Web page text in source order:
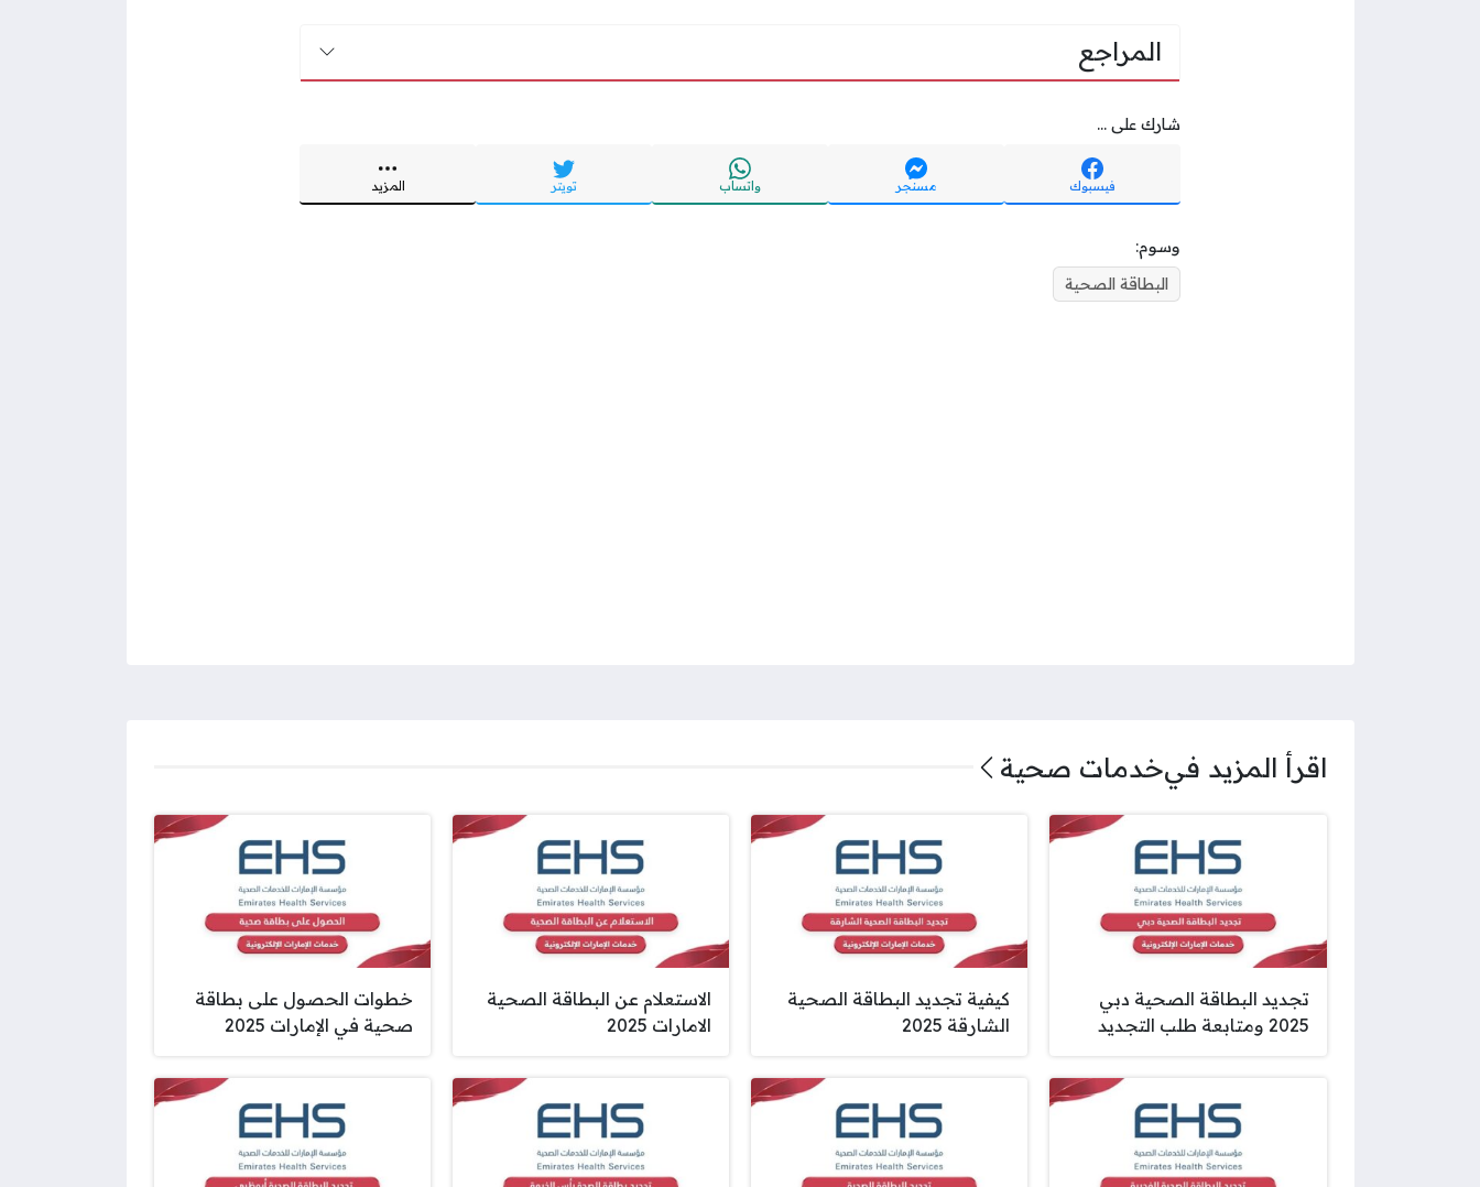
المراجع
شارك على ...
فيسبوك مسنجر واتساب تويتر المزيد
وسوم:
البطاقة الصحية
اقرأ المزيد فيخدمات صحية
تجديد البطاقة الصحية دبي
2025 ومتابعة طلب التجديد
كيفية تجديد البطاقة الصحية
الشارقة 2025
الاستعلام عن البطاقة الصحية
الامارات 2025
خطوات الحصول على بطاقة
صحية في الإمارات 2025